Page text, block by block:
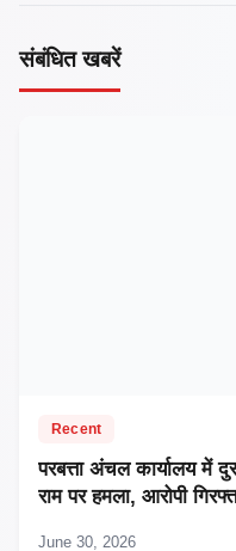
संबंधित खबरें
Recent
परबत्ता अंचल कार्यालय में
राम पर हमला, आरोपी
June 30, 2026